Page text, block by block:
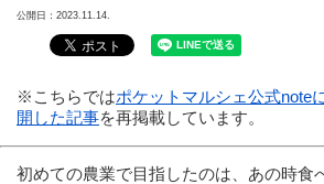
公開日：2023.11.14.
※こちらではポケットマルシェ公式note
開した記事を再掲載しています。
初めての農業で目指したのは、あの時食